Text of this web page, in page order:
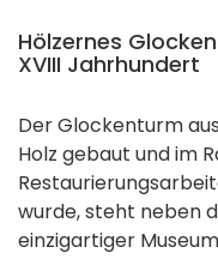
Hölzernes
XVIII Jahrhundert
Der Glockenturm
Holz gebaut und im
wurde, steht neben
einzigartiger